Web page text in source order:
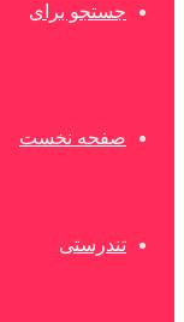
جستجو برای
صفحه نخست
تندرستی